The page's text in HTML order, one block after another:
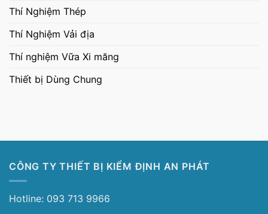
Thí Nghiệm Thép
Thí Nghiệm Vải địa
Thí nghiệm Vữa Xi măng
Thiết bị Dùng Chung
CÔNG TY THIẾT BỊ KIỂM ĐỊNH AN PHÁT
Hotline: 093 713 9966